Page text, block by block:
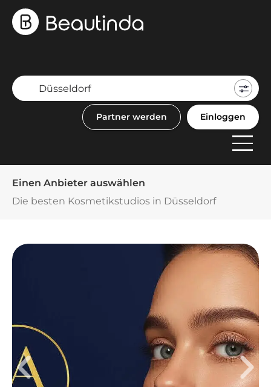
Partner werden Einloggen
Einen Anbieter auswählen
Die besten Kosmetikstudios in Düsseldorf